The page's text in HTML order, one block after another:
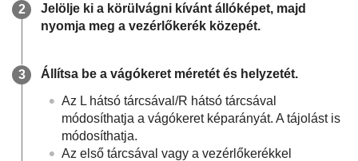
Jelölje ki a körülvágni kívánt állóképet, majd
nyomja meg a vezérlőkerék közepét.
Állítsa be a vágókeret méretét és helyzetét.
Az L hátsó tárcsával/R hátsó tárcsával
módosíthatja a vágókeret képarányát. A tájolást is
módosíthatja.
Az első tárcsával vagy a vezérlőkerékkel